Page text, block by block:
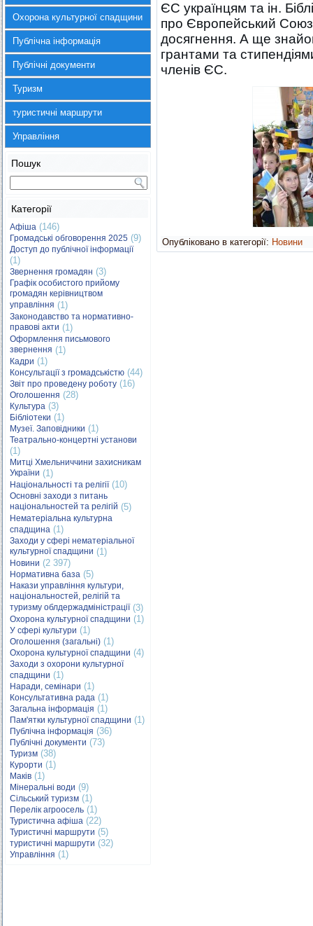
Охорона культурної спадщини
Публічна інформація
Публічні документи
Туризм
туристичні маршрути
Управління
Пошук
Категорії
Афіша (146)
Громадські обговорення 2025 (9)
Доступ до публічної інформації
(1)
Звернення громадян (3)
Графік особистого прийому
громадян керівництвом
управління (1)
Законодавство та нормативно-
правові акти (1)
Оформлення письмового
звернення (1)
Кадри (1)
Консультації з громадськістю (44)
Звіт про проведену роботу (16)
Оголошення (28)
Культура (3)
Бібліотеки (1)
Музеї. Заповідники (1)
Театрально-концертні установи
(1)
Митці Хмельниччини захисникам
України (1)
Національності та релігії(10)
Основні заходи з питань
національностей та релігій (5)
Нематеріальна культурна
спадщина (1)
Заходи у сфері нематеріальної
культурної спадщини (1)
Новини (2 397)
Нормативна база (5)
Накази управління культури,
національностей, релігій та
туризму облдержадміністрації(3)
Охорона культурної спадщини (1)
У сфері культури (1)
Оголошення (загальні) (1)
Охорона культурної спадщини (4)
Заходи з охорони культурної
спадщини (1)
Наради, семінари (1)
Консультативна рада (1)
Загальна інформація (1)
Пам'ятки культурної спадщини (1)
Публічна інформація (36)
Публічні документи (73)
Туризм (38)
Курорти (1)
Маків (1)
Мінеральні води (9)
Сільський туризм (1)
Перелік агроосель (1)
Туристична афіша (22)
Туристичні маршрути (5)
туристичні маршрути (32)
Управління (1)
ЄС українцям та ін.
про Європейський Союз,
досягнення. А ще
грантами та
членів ЄС.
Опубліковано в категорії: Новини